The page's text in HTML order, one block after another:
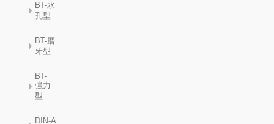
BT-水
孔型
BT-磨
牙型
BT-
強力
型
DIN-A